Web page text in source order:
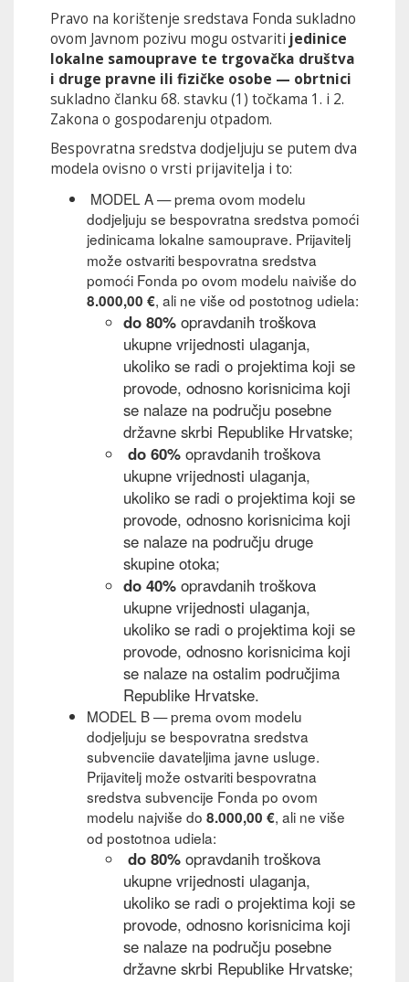
Pravo na korištenje sredstava Fonda sukladno
ovom Javnom pozivu mogu ostvariti jedinice
lokalne samouprave te trgovačka društva
i druge pravne ili fizičke osobe — obrtnici
sukladno članku 68. stavku (1) točkama 1. i 2.
Zakona o gospodarenju otpadom.
Bespovratna sredstva dodjeljuju se putem dva
modela ovisno o vrsti prijavitelja i to:
MODEL A — prema ovom modelu
dodjeljuju se bespovratna sredstva pomoći
jedinicama lokalne samouprave. Prijavitelj
može ostvariti bespovratna sredstva
pomoći Fonda po ovom modelu naiviše do
8.000,00 €, ali ne više od postotnog udiela:
do 80% opravdanih troškova
ukupne vrijednosti ulaganja,
ukoliko se radi o projektima koji se
provode, odnosno korisnicima koji
se nalaze na području posebne
državne skrbi Republike Hrvatske;
do 60% opravdanih troškova
ukupne vrijednosti ulaganja,
ukoliko se radi o projektima koji se
provode, odnosno korisnicima koji
se nalaze na području druge
skupine otoka;
do 40% opravdanih troškova
ukupne vrijednosti ulaganja,
ukoliko se radi o projektima koji se
provode, odnosno korisnicima koji
se nalaze na ostalim područjima
Republike Hrvatske.
MODEL B — prema ovom modelu
dodjeljuju se bespovratna sredstva
subvenciie davateljima javne usluge.
Prijavitelj može ostvariti bespovratna
sredstva subvencije Fonda po ovom
modelu najviše do 8.000,00 €, ali ne više
od postotnoa udiela:
do 80% opravdanih troškova
ukupne vrijednosti ulaganja,
ukoliko se radi o projektima koji se
provode, odnosno korisnicima koji
se nalaze na području posebne
državne skrbi Republike Hrvatske;